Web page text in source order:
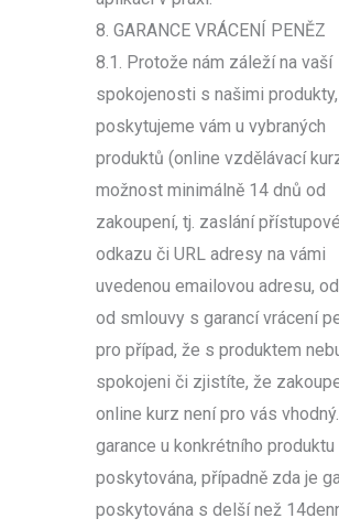
8. GARANCE VRÁCENÍ PENĚZ
8.1. Protože nám záleží na vaší
spokojenosti s našimi produkty,
poskytujeme vám u vybraných
produktů (online vzdělávací
možnost minimálně 14 dnů od
zakoupení, tj. zaslání
odkazu či URL adresy na vámi
uvedenou emailovou adresu,
od smlouvy s garancí vrácení
pro případ, že s produktem
spokojeni či zjistíte, že
online kurz není pro vás
garance u konkrétního produktu
poskytována, případně zda je
poskytována s delší než